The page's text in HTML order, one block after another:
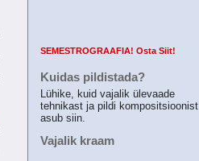
SEMESTROGRAAFIA! Osta Siit!
Kuidas pildistada?
Lühike, kuid vajalik ülevaade
tehnikast ja pildi kompositsioonist
asub siin.
Vajalik kraam